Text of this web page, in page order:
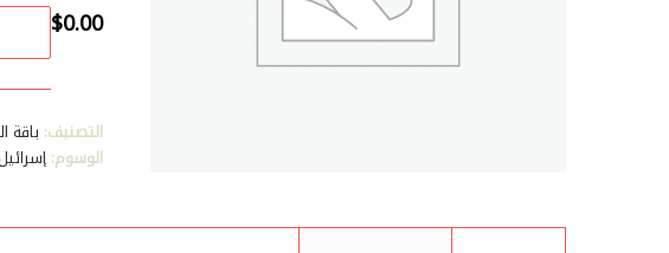
$0.00 كمية
تقرير
آخر
تطورات
التصنيف: باقة
الوسوم: